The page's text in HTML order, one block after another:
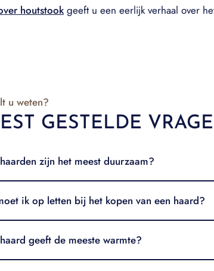
houtstook geeft u een eerlijk verhaal over
u weten?
GESTELDE
zijn het meest duurzaam?
ik op letten bij het kopen van een haard?
geeft de meeste warmte?